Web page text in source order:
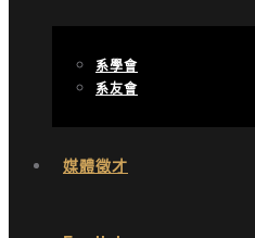
系學會
系友會
媒體徵才